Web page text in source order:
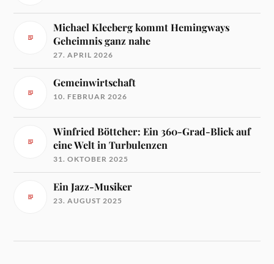
Michael Kleeberg kommt Hemingways
Geheimnis ganz nahe
27. APRIL 2026
Gemeinwirtschaft
10. FEBRUAR 2026
Winfried Böttcher: Ein 360-Grad-Blick auf
eine Welt in Turbulenzen
31. OKTOBER 2025
Ein Jazz-Musiker
23. AUGUST 2025